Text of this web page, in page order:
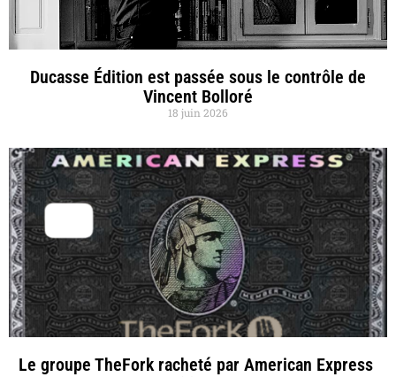
Ducasse Édition est passée sous le contrôle de
Vincent Bolloré
18 juin 2026
Le groupe TheFork racheté par American Express